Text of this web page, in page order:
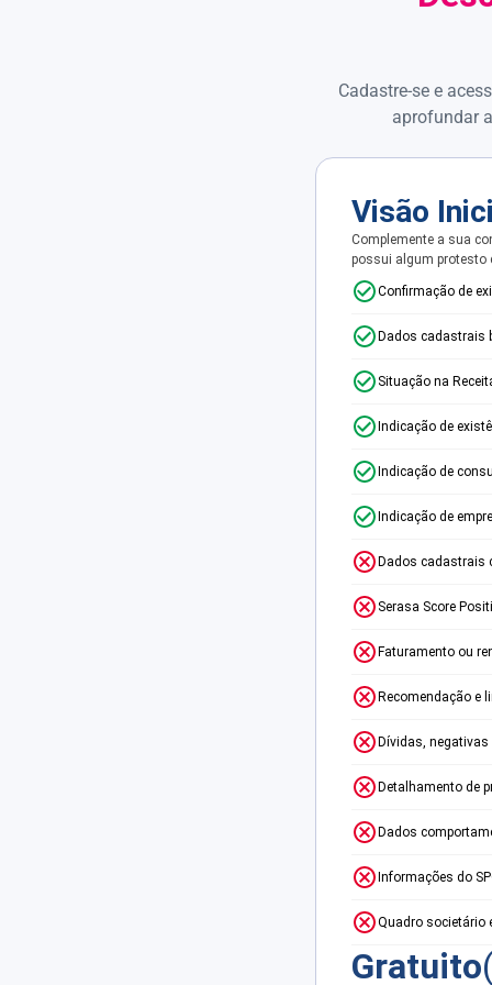
Cadastre-se e
aprofundar
Visão
Complemente a sua
possui algum protesto
Confirmação de
Dados cadastrais
Situação na
Indicação de
Indicação de
Indicação de
Dados cadastrais
Serasa Score
Faturamento ou
Recomendação e
Dívidas, negativas
Detalhamento de
Dados
Informações do
Quadro societário
Gratuito